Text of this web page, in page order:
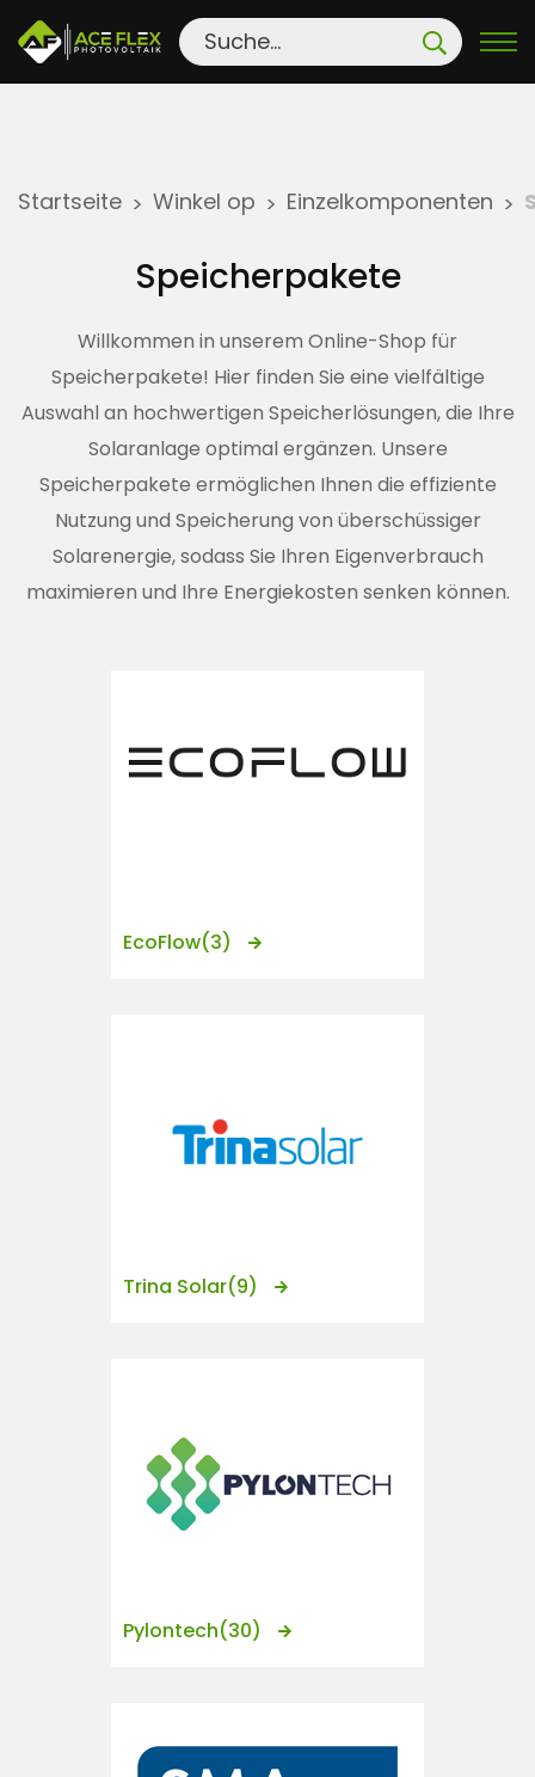
Startseite > Winkel op > Einzelkomponenten >
Speicherpakete
Willkommen in unserem Online-Shop für
Speicherpakete! Hier finden Sie eine vielfältige
Auswahl an hochwertigen Speicherlösungen, die Ihre
Solaranlage optimal ergänzen. Unsere
Speicherpakete ermöglichen Ihnen die effiziente
Nutzung und Speicherung von überschüssiger
Solarenergie, sodass Sie Ihren Eigenverbrauch
maximieren und Ihre Energiekosten senken können.
EcoFlow(3)
Trina Solar(9)
Pylontech(30)